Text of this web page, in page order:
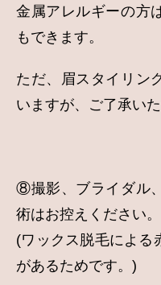
金属アレルギーの方
もできます。
ただ、眉スタイリン
いますが、ご了承い
⑧撮影、ブライダル
術はお控えください。
(ワックス脱毛による
があるためです。)